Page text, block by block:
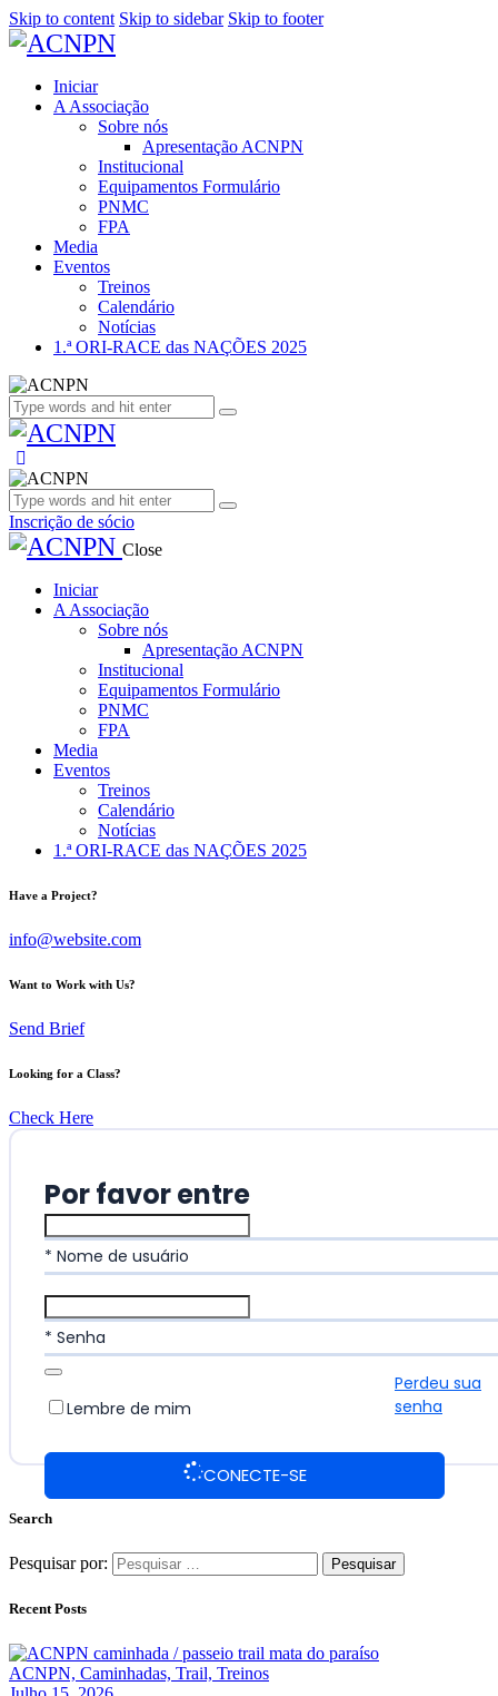
Skip to content Skip to sidebar Skip to footer
Iniciar
A Associação
Sobre nós
Apresentação ACNPN
Institucional
Equipamentos Formulário
PNMC
FPA
Media
Eventos
Treinos
Calendário
Notícias
1.ª ORI-RACE das NAÇÕES 2025
Inscrição de sócio
Close
Iniciar
A Associação
Sobre nós
Apresentação ACNPN
Institucional
Equipamentos Formulário
PNMC
FPA
Media
Eventos
Treinos
Calendário
Notícias
1.ª ORI-RACE das NAÇÕES 2025
Have a Project?
info@website.com
Want to Work with Us?
Send Brief
Looking for a Class?
Check Here
Por favor entre
* Nome de usuário
* Senha
Lembre de mim
CONECTE-SE
Perdeu sua
senha
Search
Pesquisar por:
Recent Posts
ACNPN, Caminhadas, Trail, Treinos